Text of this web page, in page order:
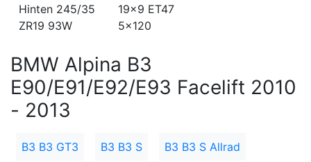
Hinten 245/35
ZR19 93W
19x9 ET47
5x120
BMW Alpina B3
E90/E91/E92/E93 Facelift 2010
- 2013
B3 B3 GT3 B3 B3 S B3 B3 S Allrad